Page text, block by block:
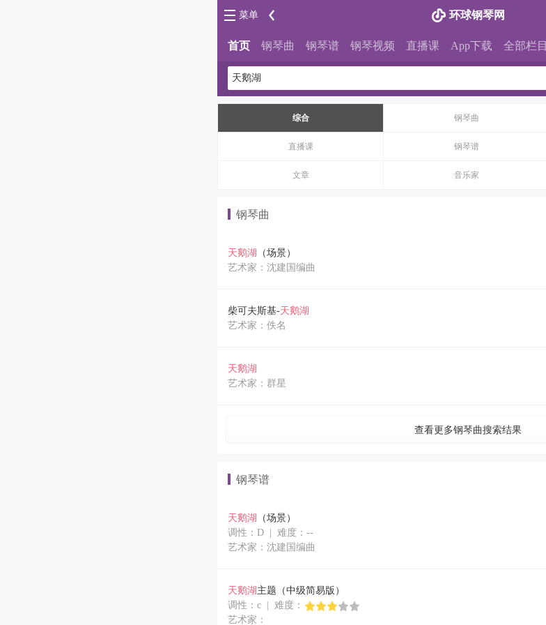
环球钢琴网
菜单
首页 钢琴曲 钢琴谱 钢琴视频 直播课 App下载 全部栏目
综合 钢琴曲
直播课 钢琴谱
文章 音乐家
钢琴曲
天鹅湖
（场景）
艺术家：沈建国编曲
柴可夫斯基-天鹅湖
艺术家：佚名
天鹅湖
艺术家：群星
查看更多钢琴曲搜索结果
钢琴谱
天鹅湖
（场景）
调性：D | 难度：--
艺术家：沈建国编曲
天鹅湖 主题（中级简易版）
调性：c | 难度：
艺术家：